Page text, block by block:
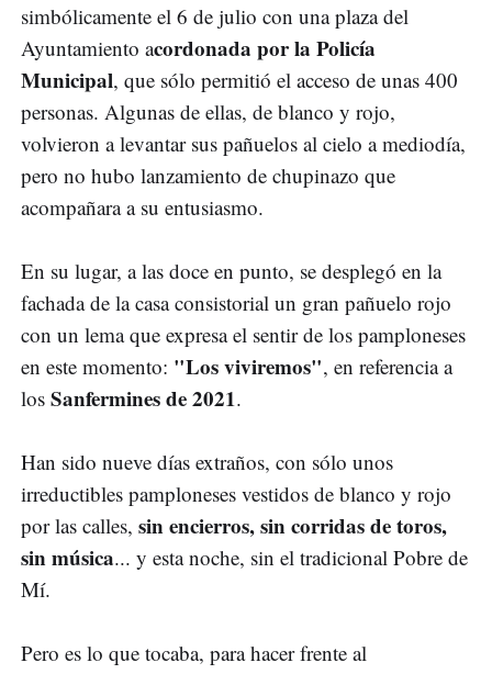
simbólicamente el 6 de julio con una plaza del
Ayuntamiento acordonada por la Policía
Municipal, que sólo permitió el acceso de unas 400
personas. Algunas de ellas, de blanco y rojo,
volvieron a levantar sus pañuelos al cielo a mediodía,
pero no hubo lanzamiento de chupinazo que
acompañara a su entusiasmo.
En su lugar, a las doce en punto, se desplegó en la
fachada de la casa consistorial un gran pañuelo rojo
con un lema que expresa el sentir de los pamploneses
en este momento: "Los viviremos", en referencia a
los Sanfermines de 2021.
Han sido nueve días extraños, con sólo unos
irreductibles pamploneses vestidos de blanco y rojo
por las calles, sin encierros, sin corridas de toros,
sin música... y esta noche, sin el tradicional Pobre de
Mí.
Pero es lo que tocaba, para hacer frente al